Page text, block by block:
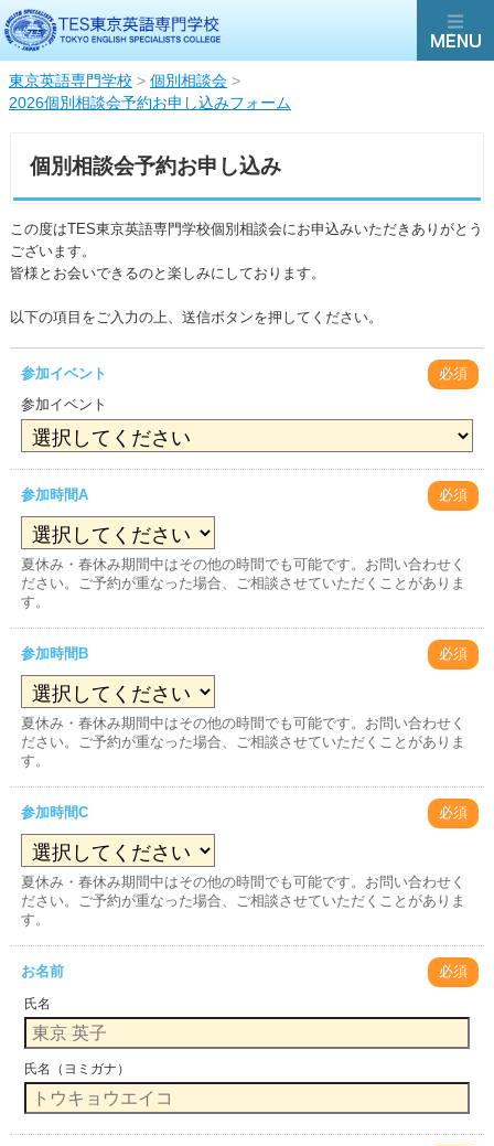
東京英語専門学校 > 個別相談会 >
2026個別相談会予約お申し込みフォーム
個別相談会予約お申し込み
この度はTES東京英語専門学校個別相談会にお申込みいただきありがとう
ございます。
皆様とお会いできるのと楽しみにしております。
以下の項目をご入力の上、送信ボタンを押してください。
参加イベント
必須
参加イベント
参加時間A 必須
夏休み・春休み期間中はその他の時間でも可能です。お問い合わせく
ださい。ご予約が重なった場合、ご相談させていただくことがありま
す。
参加時間B 必須
夏休み・春休み期間中はその他の時間でも可能です。お問い合わせく
ださい。ご予約が重なった場合、ご相談させていただくことがありま
す。
参加時間C 必須
夏休み・春休み期間中はその他の時間でも可能です。お問い合わせく
ださい。ご予約が重なった場合、ご相談させていただくことがありま
す。
お名前 必須
氏名
氏名（ヨミガナ）